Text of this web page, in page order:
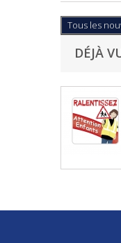
Tous les
DÉJÀ